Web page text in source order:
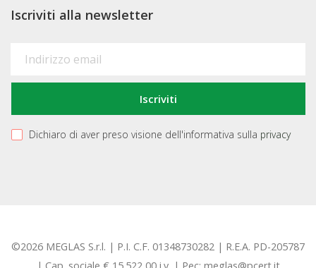
Iscriviti alla newsletter
Dichiaro di aver preso visione dell'informativa sulla privacy
©2026 MEGLAS S.r.l. | P.I. C.F. 01348730282 | R.E.A. PD-205787